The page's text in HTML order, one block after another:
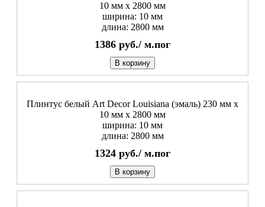
10 мм х 2800 мм
ширина: 10 мм
длина: 2800 мм
1386 руб./ м.пог
В корзину
Плинтус белый Art Decor Louisiana (эмаль) 230 мм х
10 мм х 2800 мм
ширина: 10 мм
длина: 2800 мм
1324 руб./ м.пог
В корзину